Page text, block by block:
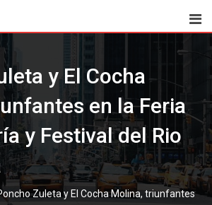
y El Cocha
en la Feria
y Festival del Rio
Zuleta y El Cocha Molina, triunfantes